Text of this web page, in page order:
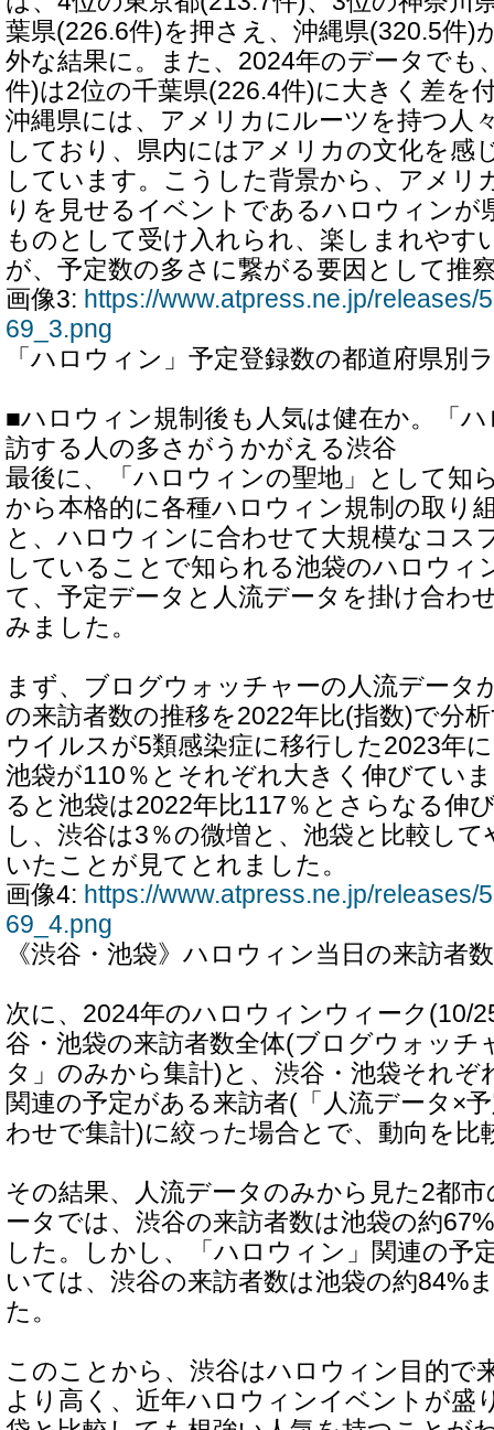
葉県(226.6件)を押さえ、沖縄県(320.5件)
外な結果に。また、2024年のデータでも
件)は2位の千葉県(226.4件)に大きく差を
沖縄県には、アメリカにルーツを持つ人
しており、県内にはアメリカの文化を感
しています。こうした背景から、アメリ
りを見せるイベントであるハロウィンが
ものとして受け入れられ、楽しまれやす
が、予定数の多さに繋がる要因として推
画像3: https://www.atpress.ne.jp/releases/
69_3.png
「ハロウィン」予定登録数の都道府県別
■ハロウィン規制後も人気は健在か。「
訪する人の多さがうかがえる渋谷
最後に、「ハロウィンの聖地」として知
から本格的に各種ハロウィン規制の取り
と、ハロウィンに合わせて大規模なコス
していることで知られる池袋のハロウィ
て、予定データと人流データを掛け合わ
みました。
まず、ブログウォッチャーの人流データ
の来訪者数の推移を2022年比(指数)で分
ウイルスが5類感染症に移行した2023年
池袋が110％とそれぞれ大きく伸びてい
ると池袋は2022年比117％とさらなる伸
し、渋谷は3％の微増と、池袋と比較し
いたことが見てとれました。
画像4: https://www.atpress.ne.jp/releases/
69_4.png
《渋谷・池袋》ハロウィン当日の来訪者
次に、2024年のハロウィンウィーク(10/
谷・池袋の来訪者数全体(ブログウォッチ
タ」のみから集計)と、渋谷・池袋それ
関連の予定がある来訪者(「人流データ×
わせで集計)に絞った場合とで、動向を比
その結果、人流データのみから見た2都
ータでは、渋谷の来訪者数は池袋の約
した。しかし、「ハロウィン」関連の予
いては、渋谷の来訪者数は池袋の約84%
た。
このことから、渋谷はハロウィン目的で
より高く、近年ハロウィンイベントが盛